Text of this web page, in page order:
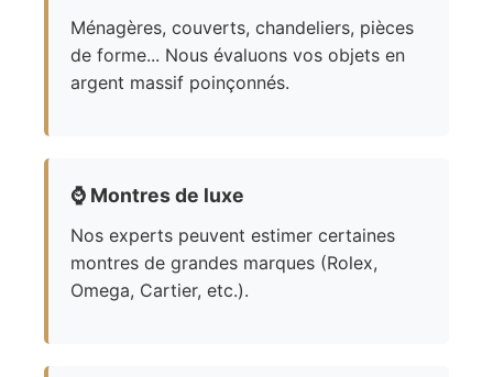
Ménagères, couverts, chandeliers, pièces
de forme... Nous évaluons vos objets en
argent massif poinçonnés.
⌚ Montres de luxe
Nos experts peuvent estimer certaines
montres de grandes marques (Rolex,
Omega, Cartier, etc.).